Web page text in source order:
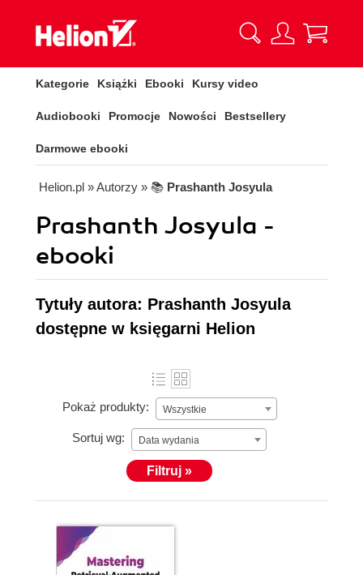
Kategorie Książki Ebooki Kursy video
Audiobooki Promocje Nowości Bestsellery
Darmowe ebooki
Helion.pl » Autorzy » 📚 Prashanth Josyula
Prashanth Josyula -
ebooki
Tytuły autora: Prashanth Josyula
dostępne w księgarni Helion
Pokaż produkty: Wszystkie
Sortuj wg: Data wydania
Filtruj »